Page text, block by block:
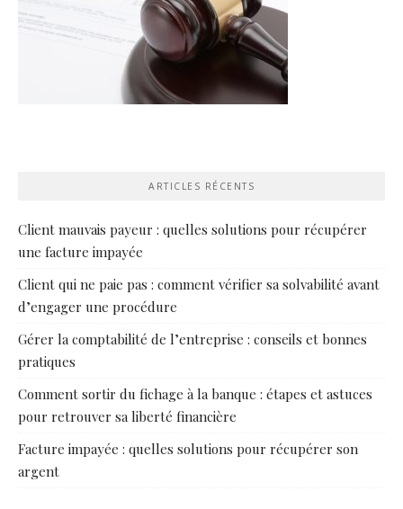
ARTICLES RÉCENTS
Client mauvais payeur : quelles solutions pour récupérer
une facture impayée
Client qui ne paie pas : comment vérifier sa solvabilité avant
d’engager une procédure
Gérer la comptabilité de l’entreprise : conseils et bonnes
pratiques
Comment sortir du fichage à la banque : étapes et astuces
pour retrouver sa liberté financière
Facture impayée : quelles solutions pour récupérer son
argent